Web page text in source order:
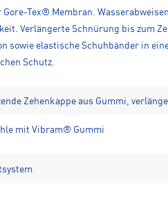
Tex® Membran.
Verlängerte Schnürung bis zum
elastische Schuhbänder in
Schutz.
Zehenkappe aus Gummi,
mit Vibram® Gummi